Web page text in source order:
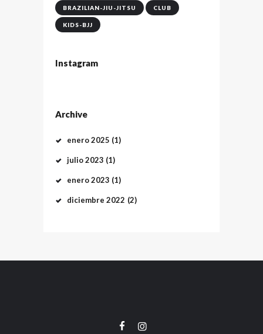
BRAZILIAN-JIU-JITSU CLUB
KIDS-BJJ
Instagram
Archive
enero2025 (1)
julio2023 (1)
enero2023 (1)
diciembre2022 (2)